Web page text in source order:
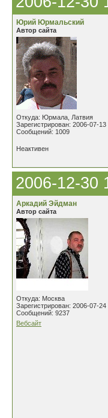
Юрий Юрмальский
Автор сайта
Откуда: Юрмала, Латвия
Зарегистрирован: 2006-07-13
Сообщений: 1009
Неактивен
2006-12-30
Аркадий Эйдман
Автор сайта
Откуда: Москва
Зарегистрирован: 2006-07-24
Сообщений: 9237
Вебсайт